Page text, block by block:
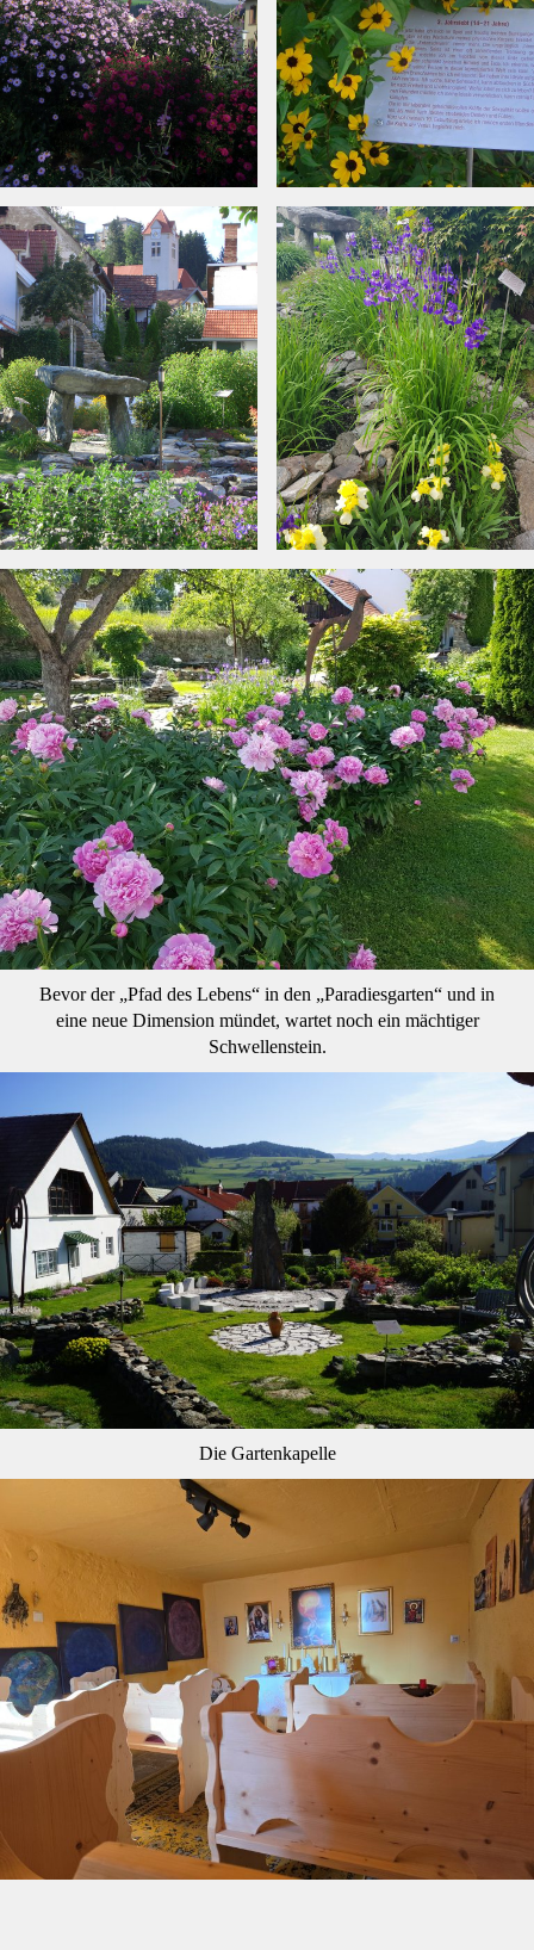
Bevor der „Pfad des Lebens“ in den „Paradiesgarten“ und in
eine neue Dimension mündet, wartet noch ein mächtiger
Schwellenstein.
Die Gartenkapelle